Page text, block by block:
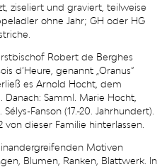
ziseliert und graviert, teilweise
ohne Jahr; GH oder HG
Robert de Berghes
d’Heure, genannt „Oranus“
es Arnold Hocht, dem
Danach: Samml. Marie Hocht,
Fanson (17.-20. Jahrhundert).
dieser Familie hinterlassen.
Motiven
Blumen, Ranken, Blattwerk. In